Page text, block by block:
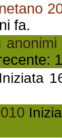
fa.
Iniziata